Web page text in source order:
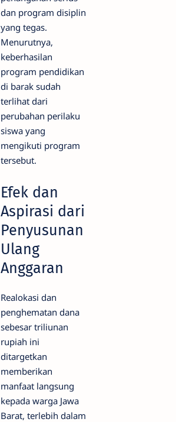
dan program disiplin
yang tegas.
Menurutnya,
keberhasilan
program pendidikan
di barak sudah
terlihat dari
perubahan perilaku
siswa yang
mengikuti program
tersebut.
Efek dan
Aspirasi dari
Penyusunan
Ulang
Anggaran
Realokasi dan
penghematan dana
sebesar triliunan
rupiah ini
ditargetkan
memberikan
manfaat langsung
kepada warga Jawa
Barat, terlebih dalam